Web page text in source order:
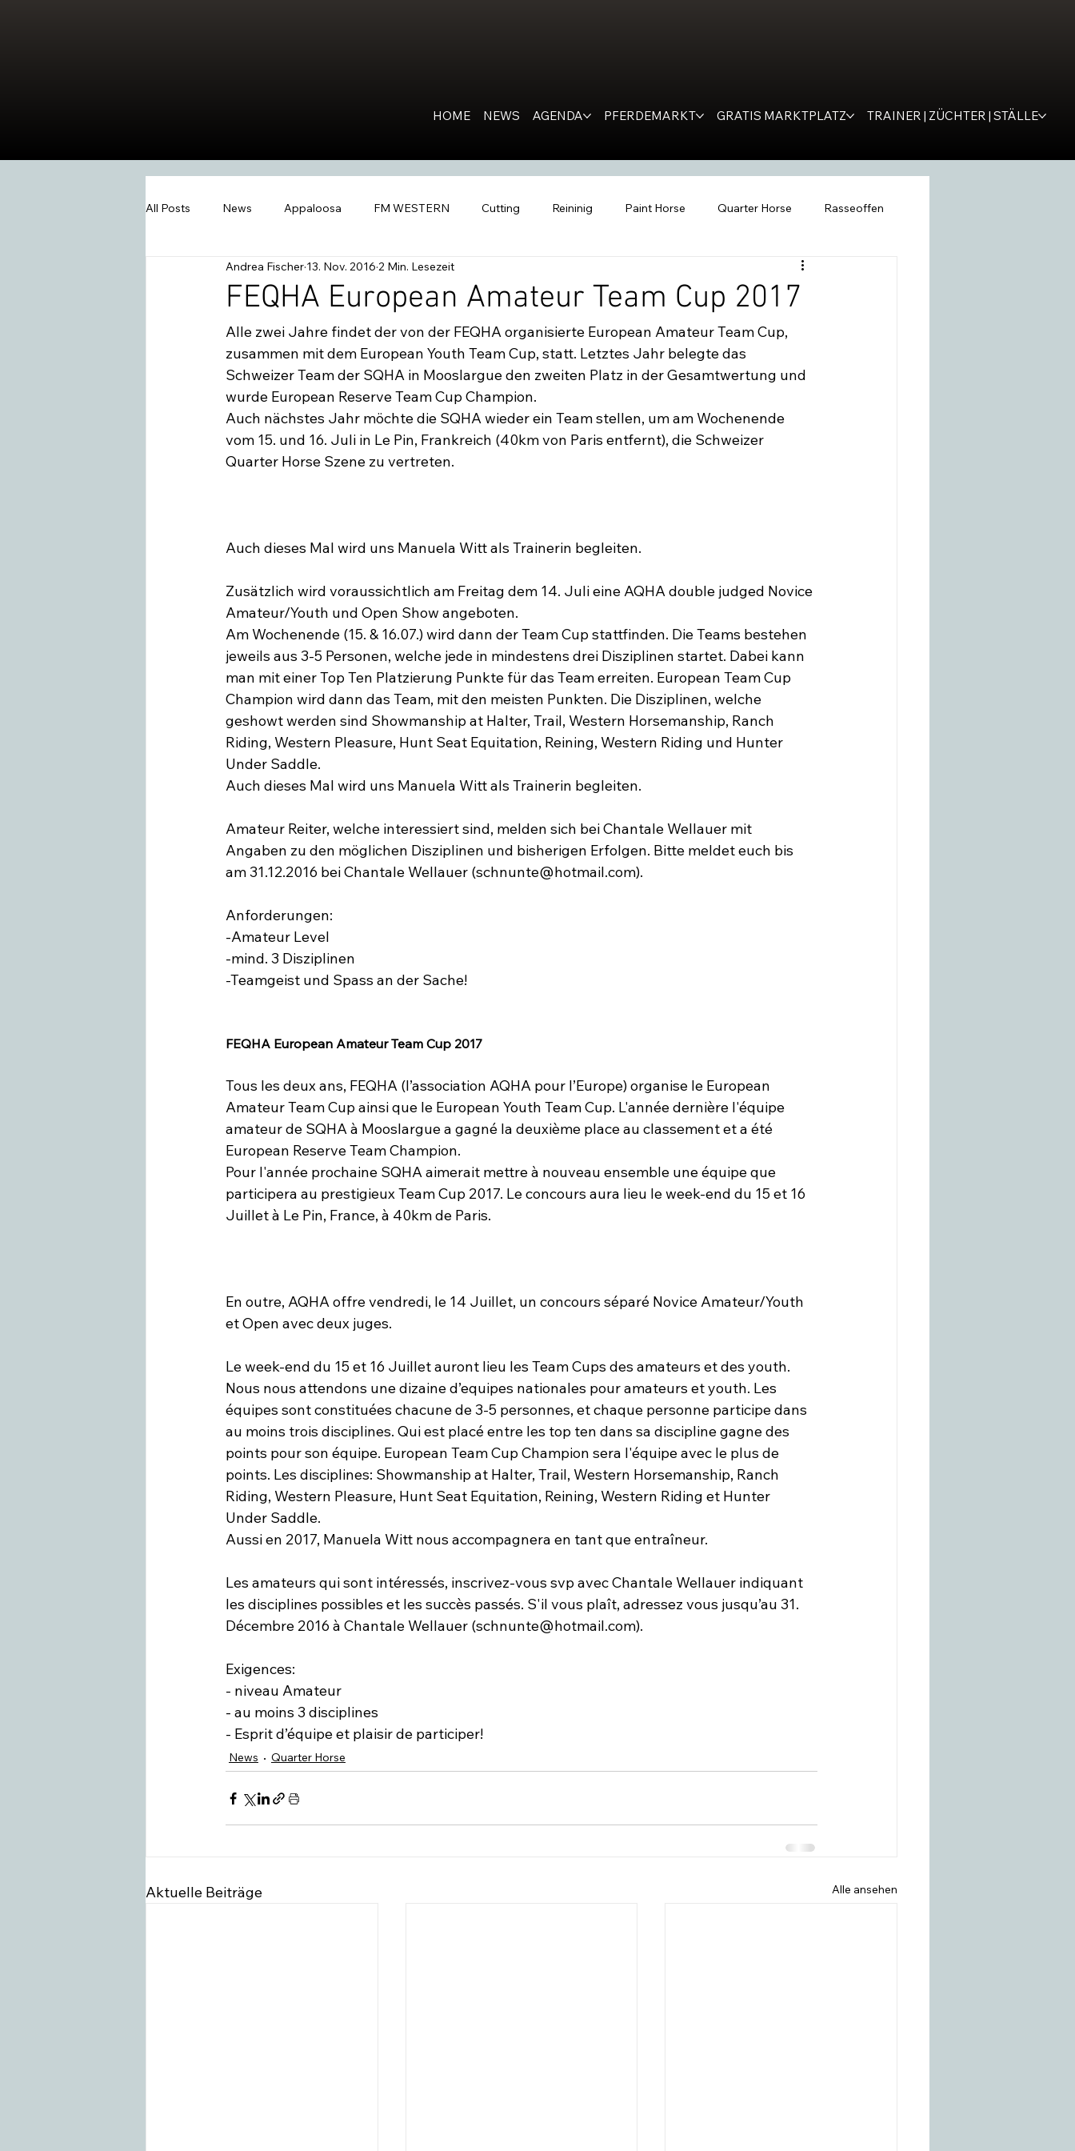
HOME NEWS AGENDA PFERDEMARKT GRATIS MARKTPLATZ TRAINER | ZÜCHTER | STÄLLE
All Posts News Appaloosa FM WESTERN Cutting Reininig Paint Horse Quarter Horse Rasseoffen
Wissen Swiss Western Horse WESTERNER
Extreme Trail Western People Inside the Barn All Futurities Cremona Cremona
Swiss Equestrian Medieninfo
FEQHA European Amateur Team Cup 2017
Andrea Fischer 13. Nov. 2016 2 Min. Lesezeit
Alle zwei Jahre findet der von der FEQHA organisierte European Amateur Team Cup,
zusammen mit dem European Youth Team Cup, statt. Letztes Jahr belegte das
Schweizer Team der SQHA in Mooslargue den zweiten Platz in der Gesamtwertung und
wurde European Reserve Team Cup Champion.
Auch nächstes Jahr möchte die SQHA wieder ein Team stellen, um am Wochenende
vom 15. und 16. Juli in Le Pin, Frankreich (40km von Paris entfernt), die Schweizer
Quarter Horse Szene zu vertreten.
Auch dieses Mal wird uns Manuela Witt als Trainerin begleiten.
Zusätzlich wird voraussichtlich am Freitag dem 14. Juli eine AQHA double judged Novice
Amateur/Youth und Open Show angeboten.
Am Wochenende (15. & 16.07.) wird dann der Team Cup stattfinden. Die Teams bestehen
jeweils aus 3-5 Personen, welche jede in mindestens drei Disziplinen startet. Dabei kann
man mit einer Top Ten Platzierung Punkte für das Team erreiten. European Team Cup
Champion wird dann das Team, mit den meisten Punkten. Die Disziplinen, welche
geshowt werden sind Showmanship at Halter, Trail, Western Horsemanship, Ranch
Riding, Western Pleasure, Hunt Seat Equitation, Reining, Western Riding und Hunter
Under Saddle.
Auch dieses Mal wird uns Manuela Witt als Trainerin begleiten.
Amateur Reiter, welche interessiert sind, melden sich bei Chantale Wellauer mit
Angaben zu den möglichen Disziplinen und bisherigen Erfolgen. Bitte meldet euch bis
am 31.12.2016 bei Chantale Wellauer (schnunte@hotmail.com).
Anforderungen:
-Amateur Level
-mind. 3 Disziplinen
-Teamgeist und Spass an der Sache!
FEQHA European Amateur Team Cup 2017
Tous les deux ans, FEQHA (l’association AQHA pour l’Europe) organise le European
Amateur Team Cup ainsi que le European Youth Team Cup. L'année dernière l'équipe
amateur de SQHA à Mooslargue a gagné la deuxième place au classement et a été
European Reserve Team Champion.
Pour l'année prochaine SQHA aimerait mettre à nouveau ensemble une équipe que
participera au prestigieux Team Cup 2017. Le concours aura lieu le week-end du 15 et 16
Juillet à Le Pin, France, à 40km de Paris.
En outre, AQHA offre vendredi, le 14 Juillet, un concours séparé Novice Amateur/Youth
et Open avec deux juges.
Le week-end du 15 et 16 Juillet auront lieu les Team Cups des amateurs et des youth.
Nous nous attendons une dizaine d’equipes nationales pour amateurs et youth. Les
équipes sont constituées chacune de 3-5 personnes, et chaque personne participe dans
au moins trois disciplines. Qui est placé entre les top ten dans sa discipline gagne des
points pour son équipe. European Team Cup Champion sera l'équipe avec le plus de
points. Les disciplines: Showmanship at Halter, Trail, Western Horsemanship, Ranch
Riding, Western Pleasure, Hunt Seat Equitation, Reining, Western Riding et Hunter
Under Saddle.
Aussi en 2017, Manuela Witt nous accompagnera en tant que entraîneur.
Les amateurs qui sont intéressés, inscrivez-vous svp avec Chantale Wellauer indiquant
les disciplines possibles et les succès passés. S'il vous plaît, adressez vous jusqu’au 31.
Décembre 2016 à Chantale Wellauer (schnunte@hotmail.com).
Exigences:
- niveau Amateur
- au moins 3 disciplines
- Esprit d’équipe et plaisir de participer!
News Quarter Horse
Aktuelle Beiträge Alle ansehen